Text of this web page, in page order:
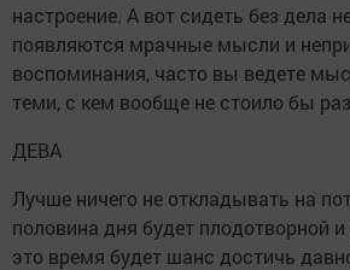
настроение. А вот сидеть без дела
появляются мрачные мысли и
воспоминания, часто вы ведете
теми, с кем вообще не стоило бы
ДЕВА
Лучше ничего не откладывать на
половина дня будет плодотворной
это время будет шанс достичь